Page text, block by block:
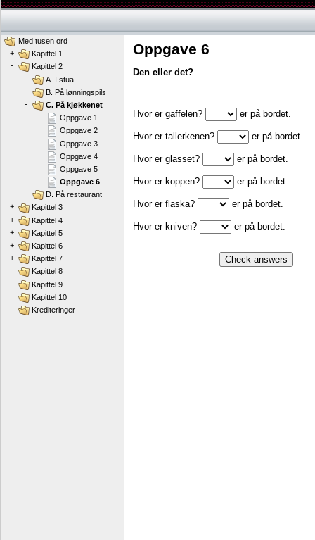
Oppgave 6
Den eller det?
Hvor er gaffelen? er på bordet.
Hvor er tallerkenen? er på bordet.
Hvor er glasset? er på bordet.
Hvor er koppen? er på bordet.
Hvor er flaska? er på bordet.
Hvor er kniven? er på bordet.
Check answers
Med tusen ord
+
Kapittel 1
-
Kapittel 2
A. I stua
B. På lønningspils
-
C. På kjøkkenet
Oppgave 1
Oppgave 2
Oppgave 3
Oppgave 4
Oppgave 5
Oppgave 6
D. På restaurant
+
Kapittel 3
+
Kapittel 4
+
Kapittel 5
+
Kapittel 6
+
Kapittel 7
Kapittel 8
Kapittel 9
Kapittel 10
Krediteringer